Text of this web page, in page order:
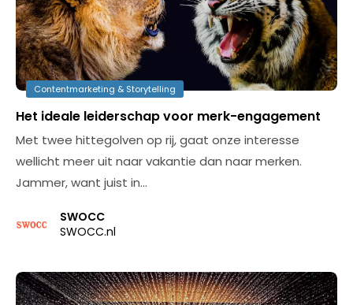
Contentmarketing & Storytelling
Het ideale leiderschap voor merk-engagement
Met twee hittegolven op rij, gaat onze interesse
wellicht meer uit naar vakantie dan naar merken.
Jammer, want juist in…
SWOCC
SWOCC.nl